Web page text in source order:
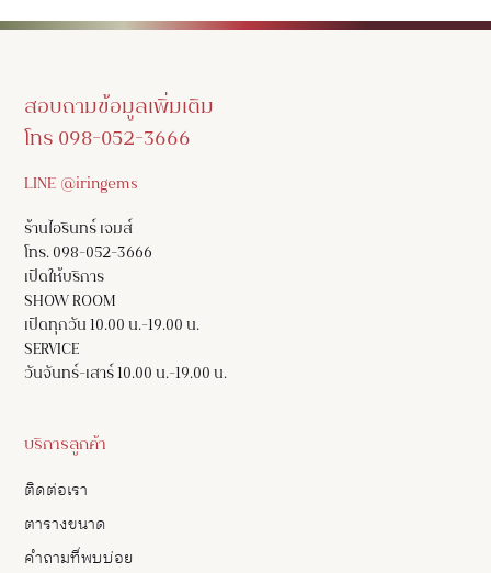
สอบถามข้อมูลเพิ่มเติม
โทร 098-052-3666
LINE @iringems
ร้านไอรินทร์ เจมส์
โทร. 098-052-3666
เปิดให้บริการ
SHOW ROOM
เปิดทุกวัน 10.00 น.-19.00 น.
SERVICE
วันจันทร์-เสาร์ 10.00 น.-19.00 น.
บริการลูกค้า
ติดต่อเรา
ตารางขนาด
คำถามที่พบบ่อย